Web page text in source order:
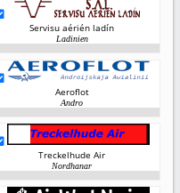
Servisu aérién ladín
Ladinien
Aeroflot
Andro
Treckelhude Air
Nordhanar